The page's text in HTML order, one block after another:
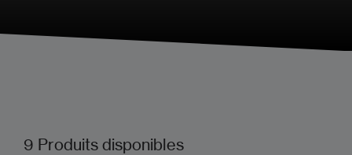
9 Produits disponibles